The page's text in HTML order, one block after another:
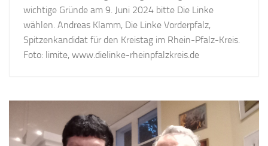
wichtige Gründe am 9. Juni 2024 bitte Die Linke
wählen. Andreas Klamm, Die Linke Vorderpfalz,
Spitzenkandidat für den Kreistag im Rhein-Pfalz-Kreis.
Foto: limite, www.dielinke-rheinpfalzkreis.de